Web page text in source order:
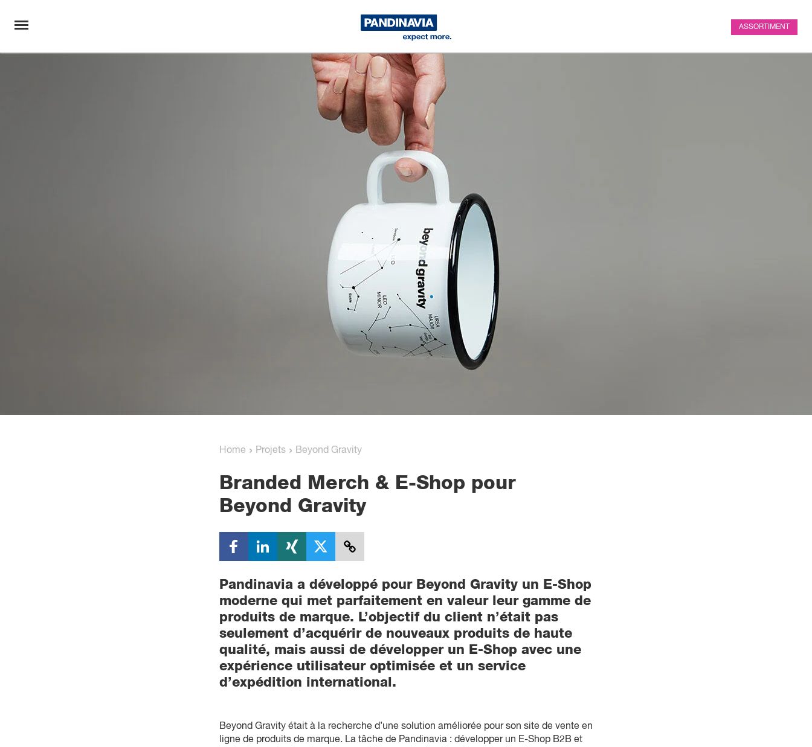
ASSORTIMENT
Home › Projets › Beyond Gravity
Branded Merch & E-Shop pour
Beyond Gravity
Pandinavia a développé pour Beyond Gravity un E-Shop
moderne qui met parfaitement en valeur leur gamme de
produits de marque. L’objectif du client n’était pas
seulement d’acquérir de nouveaux produits de haute
qualité, mais aussi de développer un E-Shop avec une
expérience utilisateur optimisée et un service
d’expédition international.
Beyond Gravity était à la recherche d’une solution améliorée pour son site de vente en
ligne de produits de marque. La tâche de Pandinavia : développer un E-Shop B2B et